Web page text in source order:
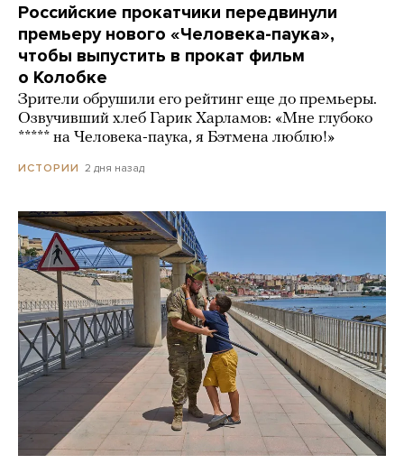
Российские прокатчики передвинули
премьеру нового «Человека-паука»,
чтобы выпустить в прокат фильм
о Колобке
Зрители обрушили его рейтинг еще до премьеры.
Озвучивший хлеб Гарик Харламов: «Мне глубоко
***** на Человека-паука, я Бэтмена люблю!»
ИСТОРИИ 2 дня назад